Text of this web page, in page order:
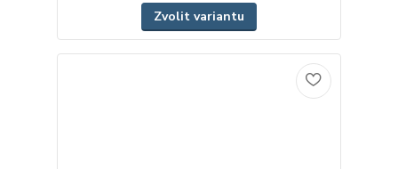
Zvolit variantu